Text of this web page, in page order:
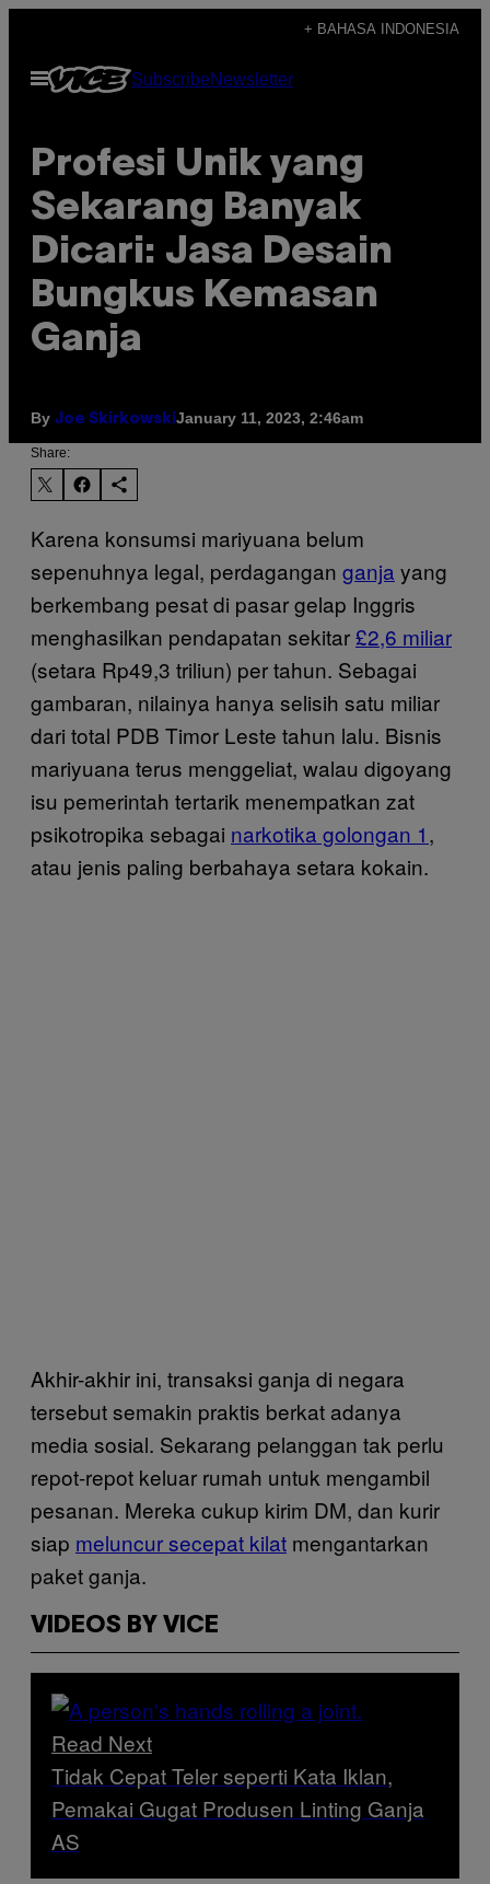
content
+ BAHASA INDONESIA
Open
Menu
SubscribeNewsletter
Profesi Unik yang
Sekarang Banyak
Dicari: Jasa Desain
Bungkus Kemasan
Ganja
By Joe SkirkowskiJanuary 11, 2023, 2:46am
Share:
Karena konsumsi mariyuana belum
sepenuhnya legal, perdagangan ganja yang
berkembang pesat di pasar gelap Inggris
menghasilkan pendapatan sekitar£2,6 miliar
(setara Rp49,3 triliun) per tahun. Sebagai
gambaran, nilainya hanya selisih satu miliar
dari total PDB Timor Leste tahun lalu. Bisnis
mariyuana terus menggeliat, walau digoyang
isu pemerintah tertarik menempatkan zat
psikotropika sebagai narkotika golongan 1,
atau jenis paling berbahaya setara kokain.
Akhir-akhir ini, transaksi ganja di negara
tersebut semakin praktis berkat adanya
media sosial. Sekarang pelanggan tak perlu
repot-repot keluar rumah untuk mengambil
pesanan. Mereka cukup kirim DM, dan kurir
siap meluncur secepat kilat mengantarkan
paket ganja.
VIDEOS BY VICE
Read Next
Tidak Cepat Teler seperti Kata Iklan,
Pemakai Gugat Produsen Linting Ganja
AS